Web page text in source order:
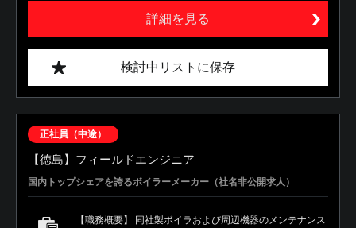
詳細を見る
検討中リストに保存
正社員（中途）
【徳島】フィールドエンジニア
国内トップシェアを誇るボイラーメーカー（社名非公開求人）
【職務概要】 同社製ボイラおよび周辺機器のメンテナンス